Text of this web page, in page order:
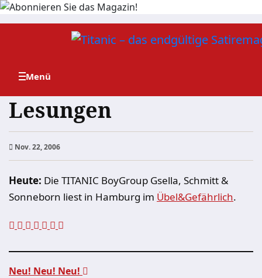
Zum
Lesungen
Nov. 22, 2006
Heute: Die TITANIC BoyGroup Gsella, Schmitt &
Sonneborn liest in Hamburg im Übel&Gefährlich.
Neu! Neu! Neu!